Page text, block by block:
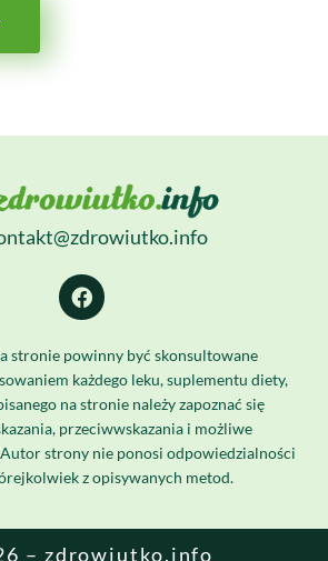
stronie powinny być skonsultowane
każdego leku, suplementu diety,
na stronie należy zapoznać się
przeciwwskazania i możliwe
Autor strony nie ponosi odpowiedzialności
z opisywanych metod.
– zdrowiutko.info